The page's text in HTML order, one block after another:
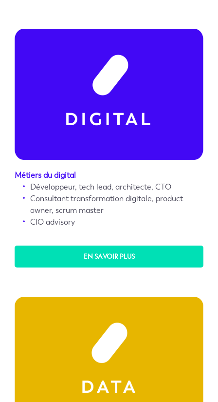
Métiers du digital
Développeur, tech lead, architecte, CTO
Consultant transformation digitale, product
owner, scrum master
CIO advisory
EN SAVOIR PLUS